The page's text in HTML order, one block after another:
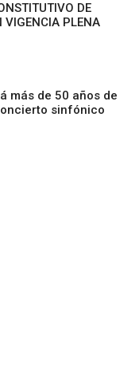
DE
VIGENCIA PLENA
más de 50 años de
sinfónico